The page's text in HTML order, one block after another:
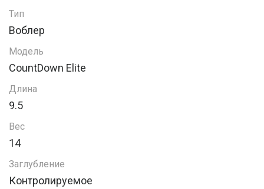
Тип
Воблер
Модель
CountDown Elite
Длина
9.5
Вес
14
Заглубление
Контролируемое